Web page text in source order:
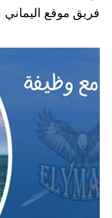
فريق موقع اليماني